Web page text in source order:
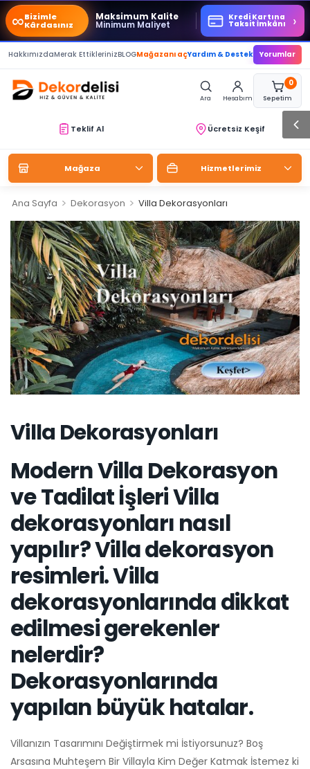
∞Bizimle
Kârdasınız
Maksimum Kalite
Minimum Maliyet
Kredi Kartına
Taksit İmkânı ›
HakkımızdaMerak EttiklerinizBLOGMağazanı açYardım & Destek Yorumlar
Ara Hesabım
0
Sepetim
Teklif Al Ücretsiz Keşif
Mağaza Hizmetlerimiz
Ana Sayfa > Dekorasyon > Villa Dekorasyonları
Villa Dekorasyonları
Modern Villa Dekorasyon
ve Tadilat İşleriVilla
dekorasyonları nasıl
yapılır? Villa dekorasyon
resimleri. Villa
dekorasyonlarında dikkat
edilmesi gerekenler
nelerdir?
Dekorasyonlarında
yapılan büyük hatalar.
Villanızın Tasarımını Değiştirmek mi İstiyorsunuz? Boş
Arsasına Muhteşem Bir Villayla Kim Değer Katmak İstemez ki